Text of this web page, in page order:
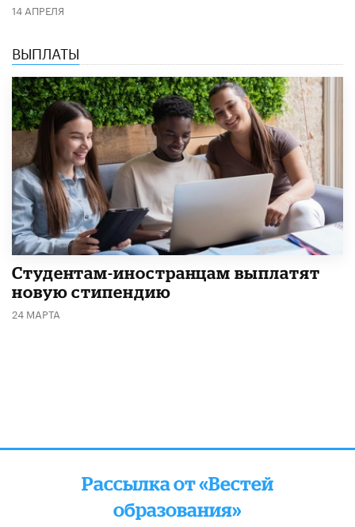
14 АПРЕЛЯ
ВЫПЛАТЫ
Студентам-иностранцам выплатят
новую стипендию
24 МАРТА
Рассылка от «Вестей
образования»